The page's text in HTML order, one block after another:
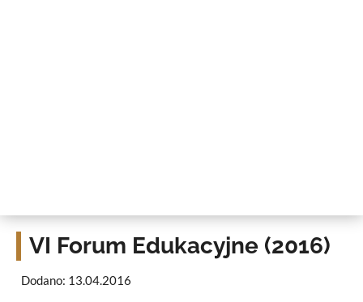
VI Forum Edukacyjne (2016)
Dodano: 13.04.2016